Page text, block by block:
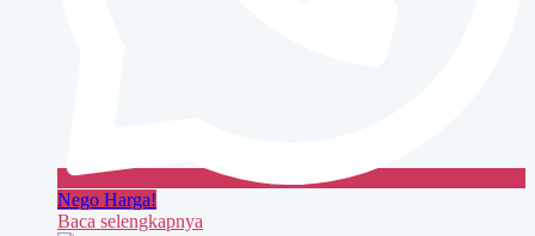
Nego Harga!
Baca selengkapnya